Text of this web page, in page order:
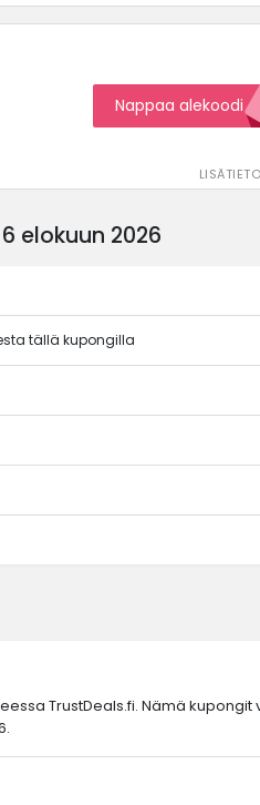
Nappaa alekoodi
elokuun 2026
tällä kupongilla
TrustDeals.fi. Nämä kupongit